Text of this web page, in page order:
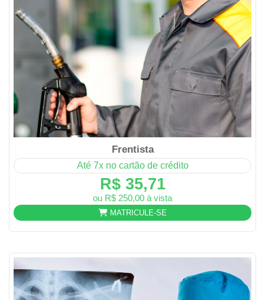
Frentista
Até 7x no cartão de crédito
R$ 35,71
ou R$ 250,00 à vista
MATRICULE-SE